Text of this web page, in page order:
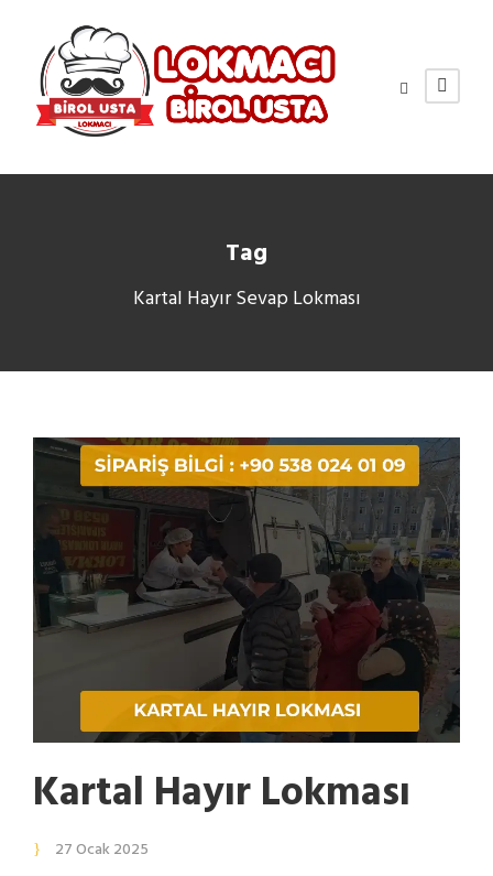
Tag
Kartal Hayır Sevap Lokması
Kartal Hayır Lokması
27 Ocak 2025